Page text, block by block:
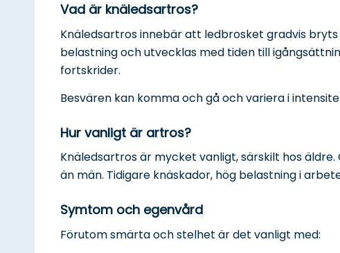
Vad är knäledsartros?
Knäledsartros innebär att ledbrosket gradvis
belastning och utvecklas med tiden till
fortskrider.
Besvären kan komma och gå och variera i
Hur vanligt är artros?
Knäledsartros är mycket vanligt, särskilt hos
än män. Tidigare knäskador, hög belastning i
Symtom och egenvård
Förutom smärta och stelhet är det vanligt med: